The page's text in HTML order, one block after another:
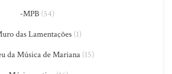
-MPB(54)
das Lamentações (1)
da Música de Mariana(15)